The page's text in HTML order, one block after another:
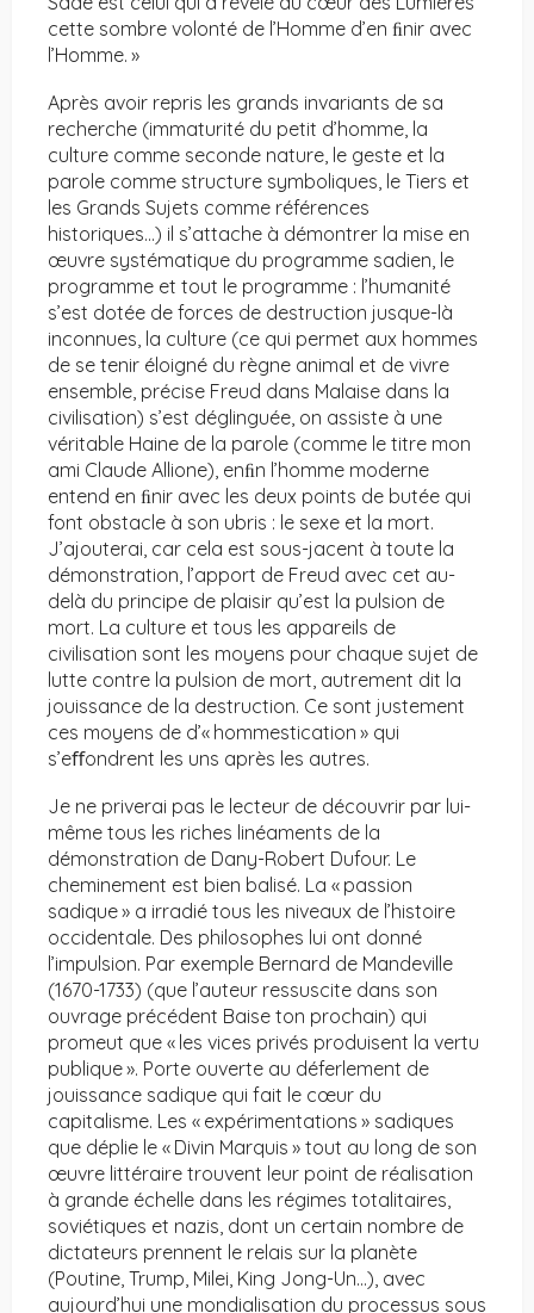
cette sombre volonté de l’Homme d’en ﬁnir avec
l’Homme. »
Après avoir repris les grands invariants de sa
recherche (immaturité du petit d’homme, la
culture comme seconde nature, le geste et la
parole comme structure symboliques, le Tiers et
les Grands Sujets comme références
historiques…) il s’attache à démontrer la mise en
œuvre systématique du programme sadien, le
programme et tout le programme : l’humanité
s’est dotée de forces de destruction jusque-là
inconnues, la culture (ce qui permet aux hommes
de se tenir éloigné du règne animal et de vivre
ensemble, précise Freud dans Malaise dans la
civilisation) s’est déglinguée, on assiste à une
véritable Haine de la parole (comme le titre mon
ami Claude Allione), enﬁn l’homme moderne
entend en ﬁnir avec les deux points de butée qui
font obstacle à son ubris : le sexe et la mort.
J’ajouterai, car cela est sous-jacent à toute la
démonstration, l’apport de Freud avec cet au-
delà du principe de plaisir qu’est la pulsion de
mort. La culture et tous les appareils de
civilisation sont les moyens pour chaque sujet de
lutte contre la pulsion de mort, autrement dit la
jouissance de la destruction. Ce sont justement
ces moyens de d’« hommestication » qui
s’eﬀondrent les uns après les autres.
Je ne priverai pas le lecteur de découvrir par lui-
même tous les riches linéaments de la
démonstration de Dany-Robert Dufour. Le
cheminement est bien balisé. La « passion
sadique » a irradié tous les niveaux de l’histoire
occidentale. Des philosophes lui ont donné
l’impulsion. Par exemple Bernard de Mandeville
(1670-1733) (que l’auteur ressuscite dans son
ouvrage précédent Baise ton prochain) qui
promeut que « les vices privés produisent la vertu
publique ». Porte ouverte au déferlement de
jouissance sadique qui fait le cœur du
capitalisme. Les « expérimentations » sadiques
que déplie le « Divin Marquis » tout au long de son
œuvre littéraire trouvent leur point de réalisation
à grande échelle dans les régimes totalitaires,
soviétiques et nazis, dont un certain nombre de
dictateurs prennent le relais sur la planète
(Poutine, Trump, Milei, King Jong-Un…), avec
aujourd’hui une mondialisation du processus sous